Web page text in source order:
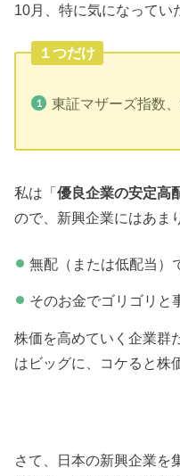
10月、特に気になってい
１つだけ
東証マザーズ指数
私は「優良企業の安定高
ので、新興企業にはあま
無配（または低配当）
そのお金でゴリゴリと
株価を高めていく企業群
はビッグに、コケると株
さて、日本の新興企業を